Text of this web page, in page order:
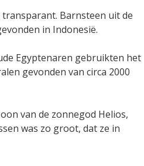
Barnsteen uit de
in Indonesië.
Egyptenaren gebruikten het
gevonden van circa 2000
van de zonnegod Helios,
was zo groot, dat ze in